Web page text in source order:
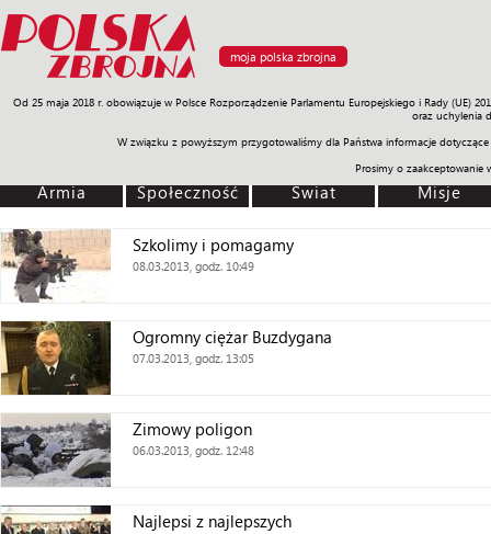
moja polska zbrojna
Od 25 maja 2018 r. obowiązuje w Polsce Rozporządzenie Parlamentu Europejskiego i Rady
oraz uchylenia
W związku z powyższym przygotowaliśmy dla Państwa informacje
Prosimy o
Armia Poligon Sprzęt Misje Polityka Prawo Świat
Armia Społeczność Świat Misje
Szkolimy i pomagamy
08.03.2013, godz. 10:49
Ogromny ciężar Buzdygana
07.03.2013, godz. 13:05
Zimowy poligon
06.03.2013, godz. 12:48
Najlepsi z najlepszych